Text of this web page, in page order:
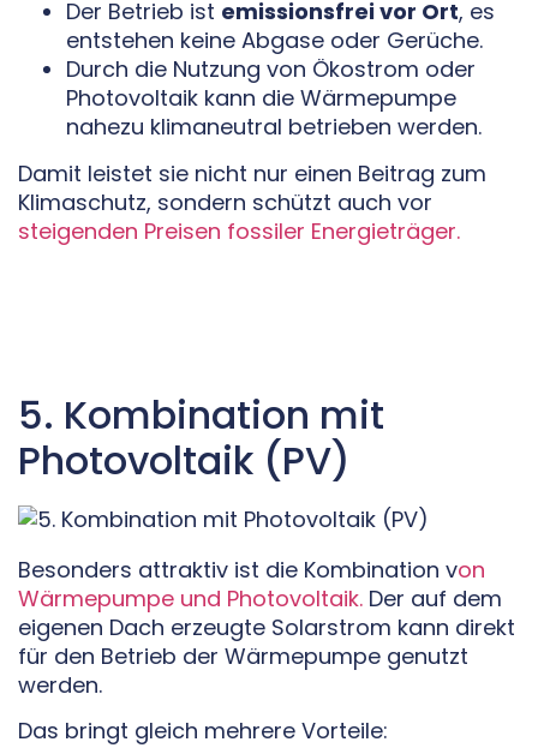
Der Betrieb ist emissionsfrei vor Ort, es
entstehen keine Abgase oder Gerüche.
Durch die Nutzung von Ökostrom oder
Photovoltaik kann die Wärmepumpe
nahezu klimaneutral betrieben werden.
Damit leistet sie nicht nur einen Beitrag zum
Klimaschutz, sondern schützt auch vor
steigenden Preisen fossiler Energieträger.
5. Kombination mit
Photovoltaik (PV)
Besonders attraktiv ist die Kombination von
Wärmepumpe und Photovoltaik. Der auf dem
eigenen Dach erzeugte Solarstrom kann direkt
für den Betrieb der Wärmepumpe genutzt
werden.
Das bringt gleich mehrere Vorteile: